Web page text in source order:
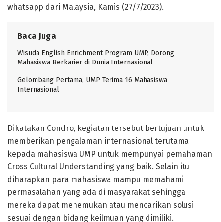
whatsapp dari Malaysia, Kamis (27/7/2023).
Baca Juga
Wisuda English Enrichment Program UMP, Dorong
Mahasiswa Berkarier di Dunia Internasional
Gelombang Pertama, UMP Terima 16 Mahasiswa
Internasional
Dikatakan Condro, kegiatan tersebut bertujuan untuk
memberikan pengalaman internasional terutama
kepada mahasiswa UMP untuk mempunyai pemahaman
Cross Cultural Understanding yang baik. Selain itu
diharapkan para mahasiswa mampu memahami
permasalahan yang ada di masyarakat sehingga
mereka dapat menemukan atau mencarikan solusi
sesuai dengan bidang keilmuan yang dimiliki.